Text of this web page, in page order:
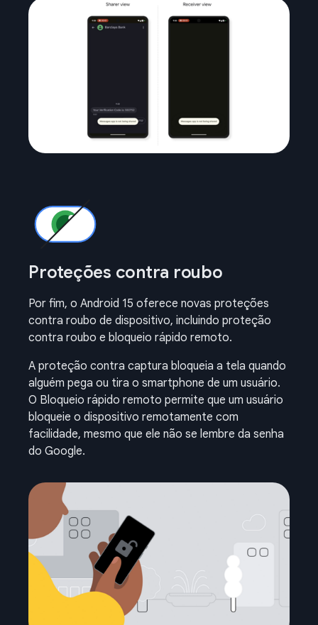
Proteções contra roubo
Por fim, o Android 15 oferece novas proteções
contra roubo de dispositivo, incluindo proteção
contra roubo e bloqueio rápido remoto.
A proteção contra captura bloqueia a tela quando
alguém pega ou tira o smartphone de um usuário.
O Bloqueio rápido remoto permite que um usuário
bloqueie o dispositivo remotamente com
facilidade, mesmo que ele não se lembre da senha
do Google.